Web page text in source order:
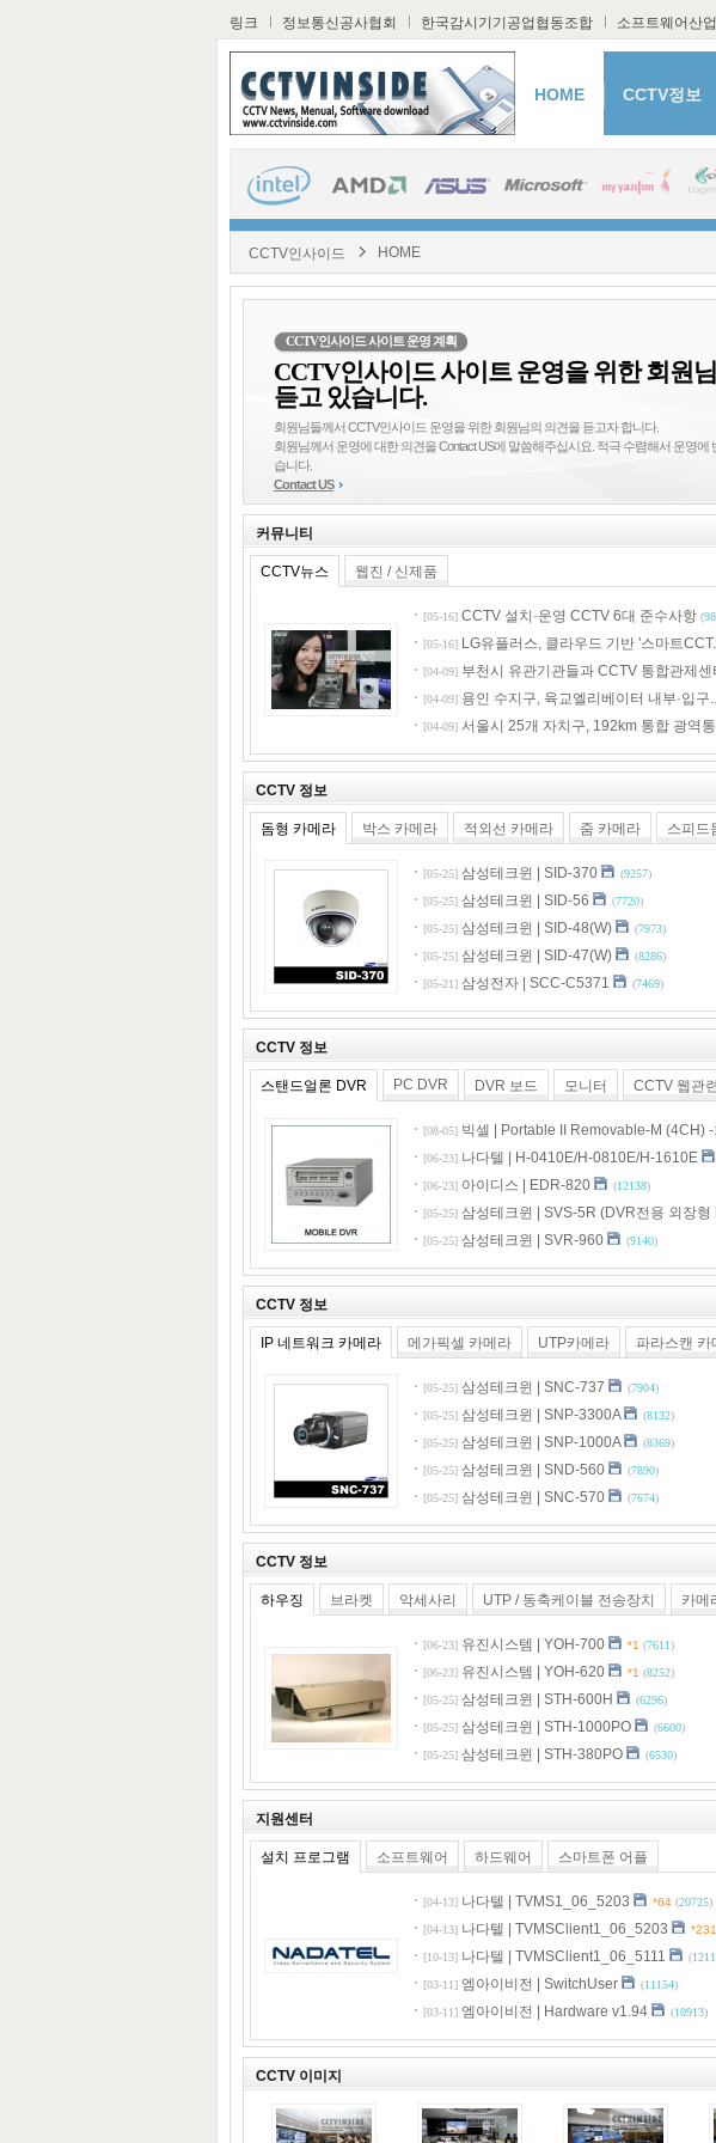
링크
정보통신공사협회 한국감시기기공업협동조합 소프트웨어산
HOME CCTV정보
회원 가입아이디/비밀번
CCTV인사이드 HOME
CCTV인사이드 사이트 운영 계획
CCTV인사이드 사이트 운영을 위한 회원
듣고 있습니다.
회원님들께서 CCTV인사이드 운영을 위한 회원님의 의견을 듣고자 합니다.
회원님께서 운영에 대한 의견을 Contact US에 말씀해주십시요. 적극 수렴해서 운영에
습니다.
Contact US
커뮤니티
CCTV뉴스 웹진 / 신제품
[05-16] CCTV 설치·운영 CCTV 6대 준수사항 (
[05-16] LG유플러스, 클라우드 기반 '스마트
[04-09] 부천시 유관기관들과 CCTV 통합관제센
[04-09] 용인 수지구, 육교엘리베이터 내부·입구
[04-09] 서울시 25개 자치구, 192km 통합 광역
CCTV 정보
돔형 카메라 박스 카메라 적외선 카메라 줌 카메라 스피드
[05-25] 삼성테크윈 | SID-370 (9257)
[05-25] 삼성테크윈 | SID-56 (7720)
[05-25] 삼성테크윈 | SID-48(W) (7973)
[05-25] 삼성테크윈 | SID-47(W) (8286)
[05-21] 삼성전자 | SCC-C5371 (7469)
CCTV 정보
스탠드얼론 DVR PC DVR DVR 보드 모니터 CCTV 웹관련
[08-05] 빅셀 | Portable II Removable-M (4CH)
[06-23] 나다텔 | H-0410E/H-0810E/H-1610E
[06-23] 아이디스 | EDR-820 (12138)
[05-25] 삼성테크윈 | SVS-5R (DVR전용 외장형
[05-25] 삼성테크윈 | SVR-960 (9140)
CCTV 정보
IP 네트워크 카메라 메가픽셀 카메라 UTP카메라 파라스캔 카
[05-25] 삼성테크윈 | SNC-737 (7904)
[05-25] 삼성테크윈 | SNP-3300A (8132)
[05-25] 삼성테크윈 | SNP-1000A (8369)
[05-25] 삼성테크윈 | SND-560 (7890)
[05-25] 삼성테크윈 | SNC-570 (7674)
CCTV 정보
하우징 브라켓 악세사리 UTP / 동축케이블 전송장치 카메
[06-23] 유진시스템 | YOH-700 *1 (7611)
[06-23] 유진시스템 | YOH-620 *1 (8252)
[05-25] 삼성테크윈 | STH-600H (6296)
[05-25] 삼성테크윈 | STH-1000PO (6600)
[05-25] 삼성테크윈 | STH-380PO (6530)
지원센터
설치 프로그램 소프트웨어 하드웨어 스마트폰 어플
[04-13] 나다텔 | TVMS1_06_5203 *64 (20725)
[04-13] 나다텔 | TVMSClient1_06_5203 *231
[10-13] 나다텔 | TVMSClient1_06_5111 (
[03-11] 엠아이비전 | SwitchUser (11154)
[03-11] 엠아이비전 | Hardware v1.94 (10913)
CCTV 이미지